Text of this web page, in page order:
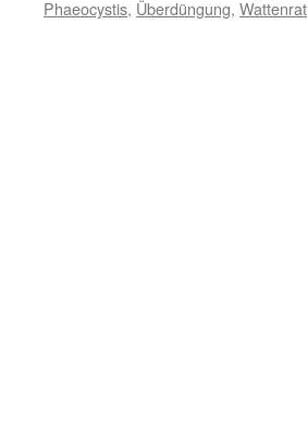
Phaeocystis, Überdüngung, Wattenrat